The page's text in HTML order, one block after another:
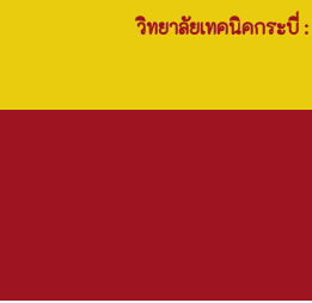
วิทยาลัยเทคนิคกระบี่ :